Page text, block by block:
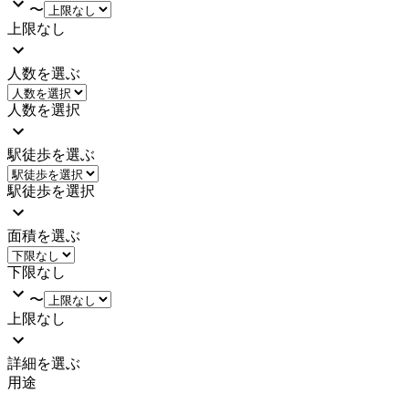
〜
上限なし
人数を選ぶ
人数を選択
駅徒歩を選ぶ
駅徒歩を選択
面積を選ぶ
下限なし
〜
上限なし
詳細を選ぶ
用途